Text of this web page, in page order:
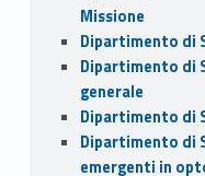
Missione
Dipartimento di
Dipartimento di
generale
Dipartimento di
Dipartimento di
emergenti in